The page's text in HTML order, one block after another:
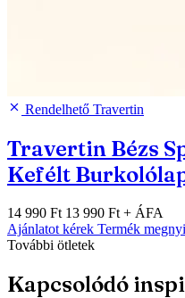
Rendelhető Travertin
Travertin Bézs
Kefélt
14 990 Ft 13 990 Ft + ÁFA
Ajánlatot kérek Termék
További ötletek
Kapcsolódó